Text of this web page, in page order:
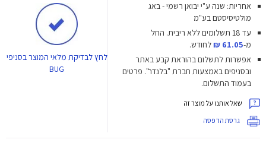
אחריות: שנה ע"י יבואן רשמי - באג
מולטיסיסטם בע"מ
עד 18 תשלומים ללא ריבית.
החל
מ-61.05 ₪
לחודש.
אפשרות לתשלום בהוראת קבע באתר
ובסניפים באמצעות חברת "בלנדר". פרטים
בעמוד התשלום.
שאל אותנו על מוצר זה
גרסת הדפסה
לחץלבדיקת מלאי המוצר בסניפי
BUG